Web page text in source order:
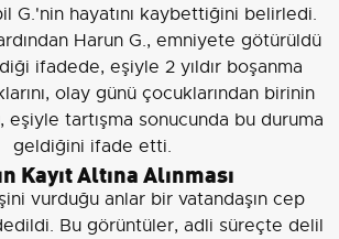
G.'nin hayatını kaybettiğini belirledi.
Harun G., emniyete götürüldü
ifadede, eşiyle 2 yıldır boşanma
olay günü çocuklarından birinin
eşiyle tartışma sonucunda bu duruma
geldiğini ifade etti.
Kayıt Altına Alınması
vurduğu anlar bir vatandaşın cep
Bu görüntüler, adli süreçte delil